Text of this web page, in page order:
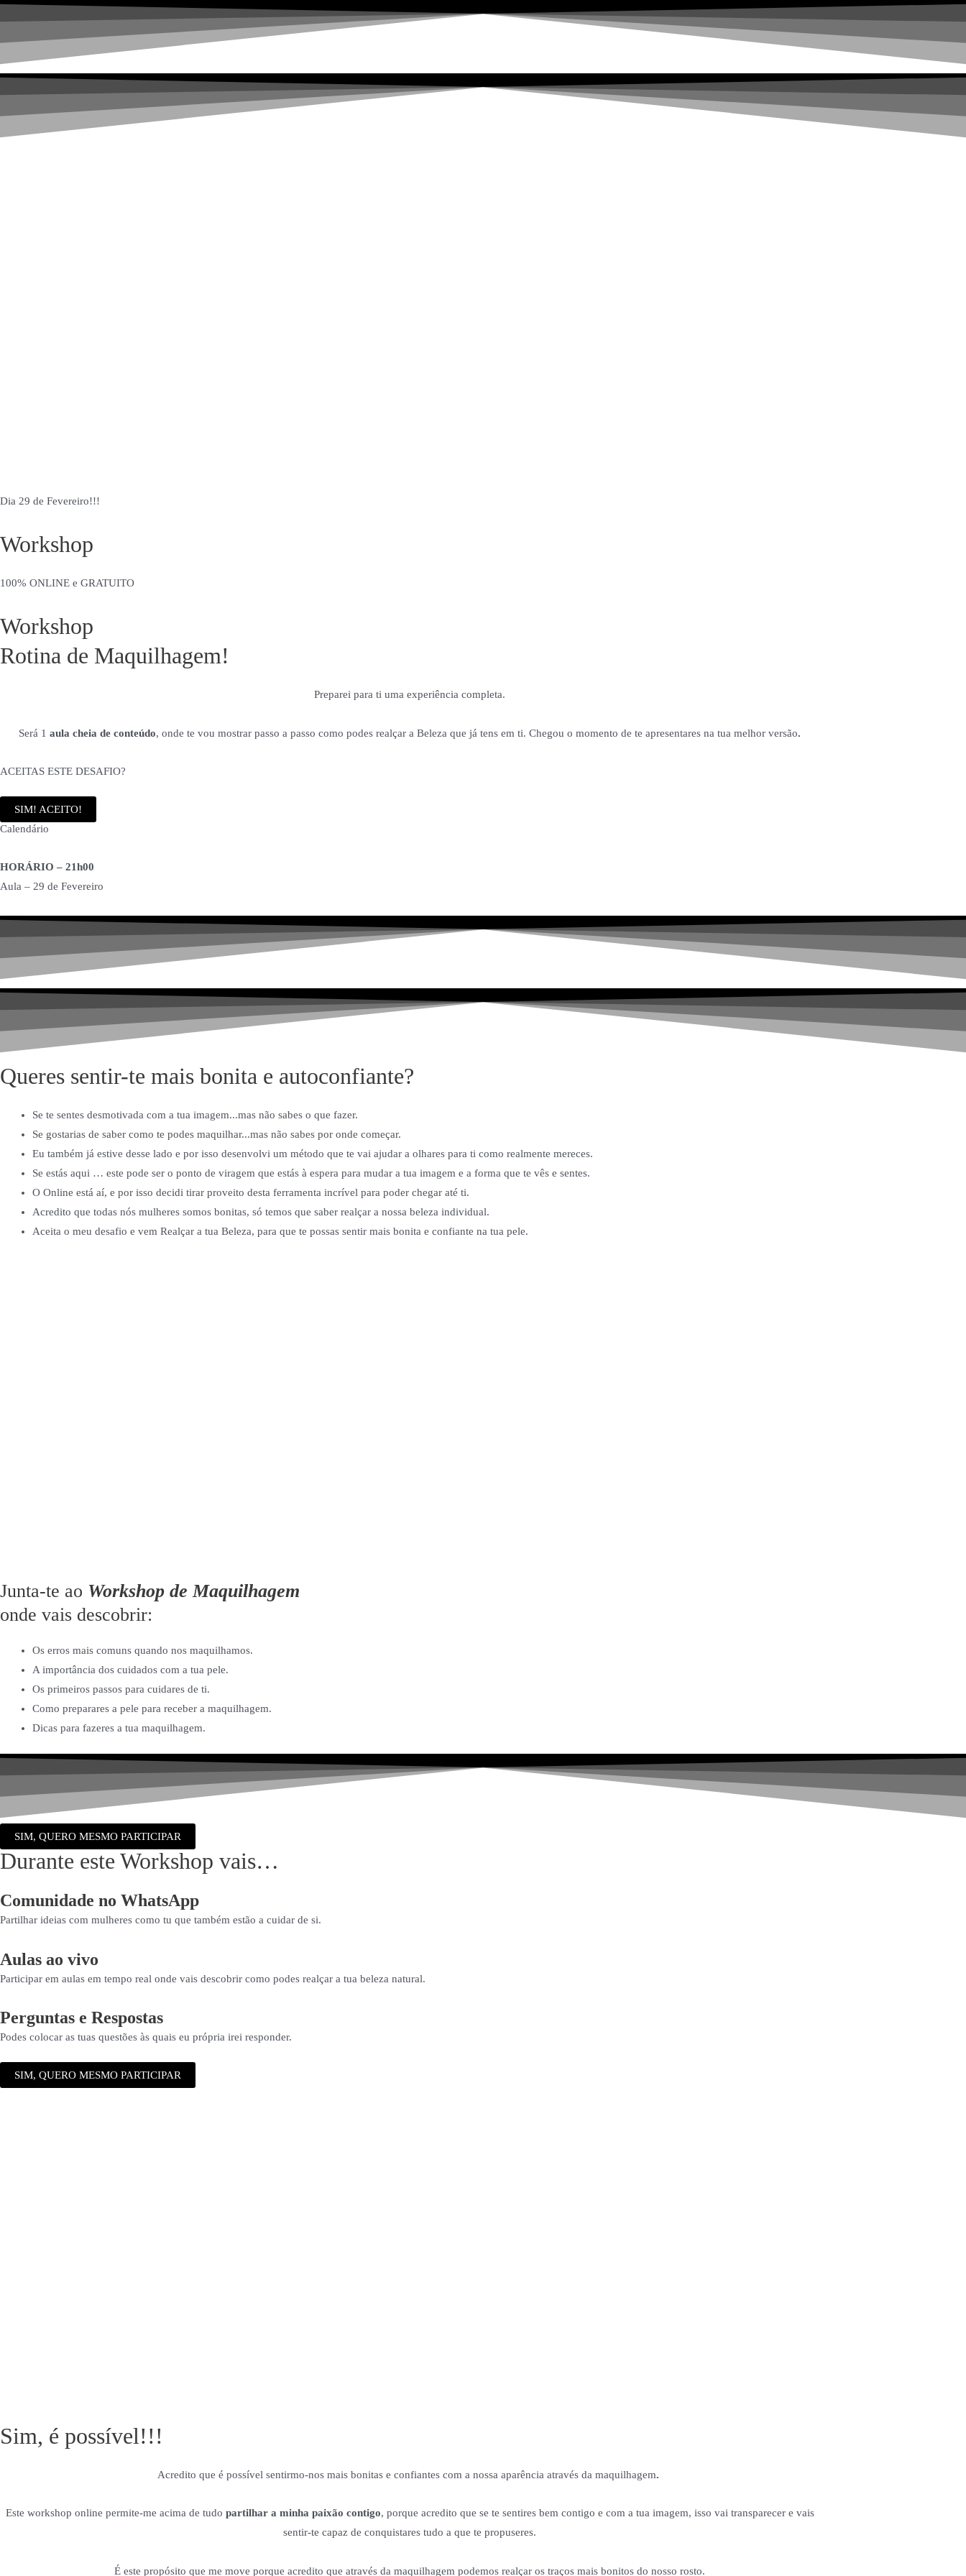
Dia 29 de Fevereiro!!!
Workshop
100% ONLINE e GRATUITO
Workshop
Rotina de Maquilhagem!
Preparei para ti uma experiência completa.
Será 1 aula cheia de conteúdo, onde te vou mostrar passo a passo como podes realçar a Beleza que já tens em ti. Chegou o momento de te apresentares na tua melhor versão.
ACEITAS ESTE DESAFIO?
SIM! ACEITO!
Calendário
HORÁRIO – 21h00
Aula – 29 de Fevereiro
Queres sentir-te mais bonita e autoconfiante?
Se te sentes desmotivada com a tua imagem...mas não sabes o que fazer.
Se gostarias de saber como te podes maquilhar...mas não sabes por onde começar.
Eu também já estive desse lado e por isso desenvolvi um método que te vai ajudar a olhares para ti como realmente mereces.
Se estás aqui … este pode ser o ponto de viragem que estás à espera para mudar a tua imagem e a forma que te vês e sentes.
O Online está aí, e por isso decidi tirar proveito desta ferramenta incrível para poder chegar até ti.
Acredito que todas nós mulheres somos bonitas, só temos que saber realçar a nossa beleza individual.
Aceita o meu desafio e vem Realçar a tua Beleza, para que te possas sentir mais bonita e confiante na tua pele.
Junta-te ao Workshop de Maquilhagem
onde vais descobrir:
Os erros mais comuns quando nos maquilhamos.
A importância dos cuidados com a tua pele.
Os primeiros passos para cuidares de ti.
Como preparares a pele para receber a maquilhagem.
Dicas para fazeres a tua maquilhagem.
SIM, QUERO MESMO PARTICIPAR
Durante este Workshop vais…
Comunidade no WhatsApp
Partilhar ideias com mulheres como tu que também estão a cuidar de si.
Aulas ao vivo
Participar em aulas em tempo real onde vais descobrir como podes realçar a tua beleza natural.
Perguntas e Respostas
Podes colocar as tuas questões às quais eu própria irei responder.
SIM, QUERO MESMO PARTICIPAR
Sim, é possível!!!
Acredito que é possível sentirmo-nos mais bonitas e confiantes com a nossa aparência através da maquilhagem.
Este workshop online permite-me acima de tudo partilhar a minha paixão contigo, porque acredito que se te sentires bem contigo e com a tua imagem, isso vai transparecer e vais
sentir-te capaz de conquistares tudo a que te propuseres.
É este propósito que me move porque acredito que através da maquilhagem podemos realçar os traços mais bonitos do nosso rosto.